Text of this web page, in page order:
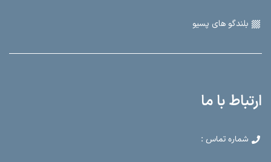
بلندگو های پسیو
ارتباط با ما
شماره تماس :